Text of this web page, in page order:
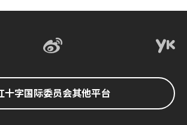
十字国际委员会其他平台